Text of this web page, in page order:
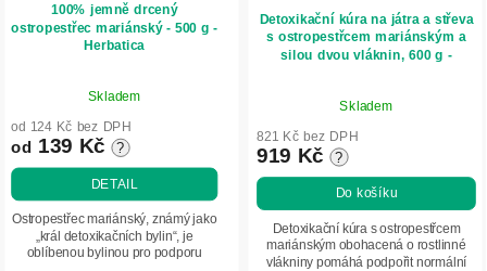
100% jemně drcený
ostropestřec mariánský - 500 g -
Herbatica
hodnocení
produktu
je
5,0
z
5
hvězdiček.
Skladem
od 124 Kč bez DPH
od 139 Kč ?
DETAIL
Ostropestřec mariánský, známý jako
„král detoxikačních bylin“, je
oblíbenou bylinou pro podporu
Detoxikační kúra na játra a střeva
s ostropestřcem mariánským a
silou dvou vláknin, 600 g -
produktu
je
5,0
z
hvězdiček.
Skladem
821 Kč bez DPH
919 Kč ?
Do košíku
Detoxikační kúra s ostropestřcem
mariánským obohacená o rostlinné
vlákniny pomáhá podpořit normální